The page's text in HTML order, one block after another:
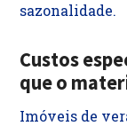
sazonalidade.
Custos
que o
Imóveis de